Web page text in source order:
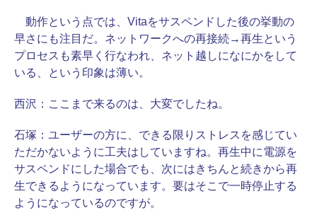
動作という点では、Vitaをサスペンドした後の挙動の
早さにも注目だ。ネットワークへの再接続→再生という
プロセスも素早く行なわれ、ネット越しになにかをして
いる、という印象は薄い。
西沢： ここまで来るのは、大変でしたね。
石塚： ユーザーの方に、できる限りストレスを感じてい
ただかないように工夫はしていますね。再生中に電源を
サスペンドにした場合でも、次にはきちんと続きから再
生できるようになっています。要はそこで一時停止する
ようになっているのですが。